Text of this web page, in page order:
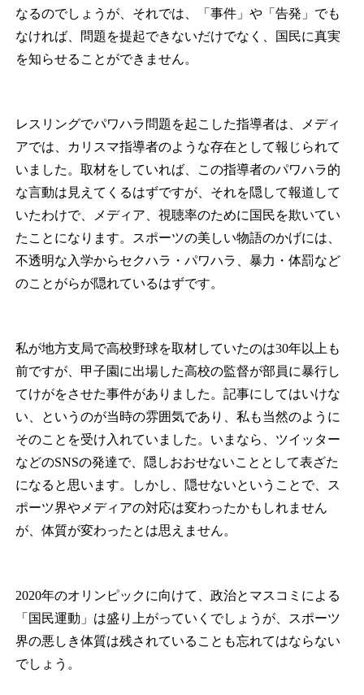
なるのでしょうが、それでは、「事件」や「告発」でも
なければ、問題を提起できないだけでなく、国民に真実
を知らせることができません。
レスリングでパワハラ問題を起こした指導者は、メディ
アでは、カリスマ指導者のような存在として報じられて
いました。取材をしていれば、この指導者のパワハラ的
な言動は見えてくるはずですが、それを隠して報道して
いたわけで、メディア、視聴率のために国民を欺いてい
たことになります。スポーツの美しい物語のかげには、
不透明な入学からセクハラ・パワハラ、暴力・体罰など
のことがらが隠れているはずです。
私が地方支局で高校野球を取材していたのは30年以上も
前ですが、甲子園に出場した高校の監督が部員に暴行し
てけがをさせた事件がありました。記事にしてはいけな
い、というのが当時の雰囲気であり、私も当然のように
そのことを受け入れていました。いまなら、ツイッター
などのSNSの発達で、隠しおおせないこととして表ざた
になると思います。しかし、隠せないということで、ス
ポーツ界やメディアの対応は変わったかもしれません
が、体質が変わったとは思えません。
2020年のオリンピックに向けて、政治とマスコミによる
「国民運動」は盛り上がっていくでしょうが、スポーツ
界の悪しき体質は残されていることも忘れてはならない
でしょう。